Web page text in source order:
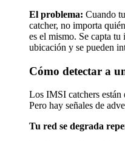
El problema: Cuando
catcher, no importa
es el mismo. Se capta tu
ubicación y se pueden
Cómo detectar a
Los IMSI catchers están
Pero hay señales de
Tu red se degrada